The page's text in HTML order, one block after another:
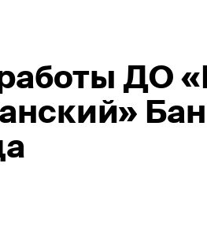
Обслуживание юридических
Внутренние подразделения
ДО